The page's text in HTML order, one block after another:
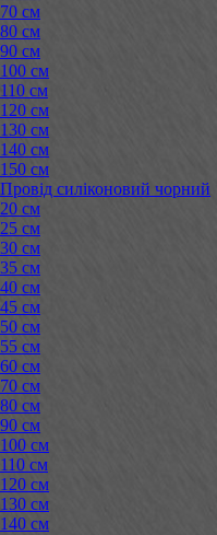
70 см
80 см
90 см
100 см
110 см
120 см
130 см
140 см
150 см
Провід силіконовий чорний
20 см
25 см
30 см
35 см
40 см
45 см
50 см
55 см
60 см
70 см
80 см
90 см
100 см
110 см
120 см
130 см
140 см